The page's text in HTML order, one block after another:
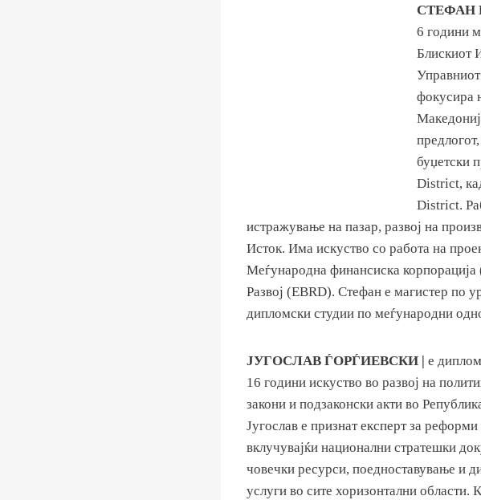
СТЕФАН
6 години
Блискиот
Управниот
фокусира
буџетски
District,
District.
истражување на пазар, развој на
Исток. Има искуство со работа на
Меѓународна финансиска
Развој (EBRD). Стефан е магистер по
дипломски студии по меѓународни
ЈУГОСЛАВ ЃОРЃИЕВСКИ | е
16 години искуство во развој на
закони и подзаконски акти во
Југослав е признат експерт за
вклучувајќи национални стратешки
човечки ресурси, поедноставување и
услуги во сите хоризонтални области.